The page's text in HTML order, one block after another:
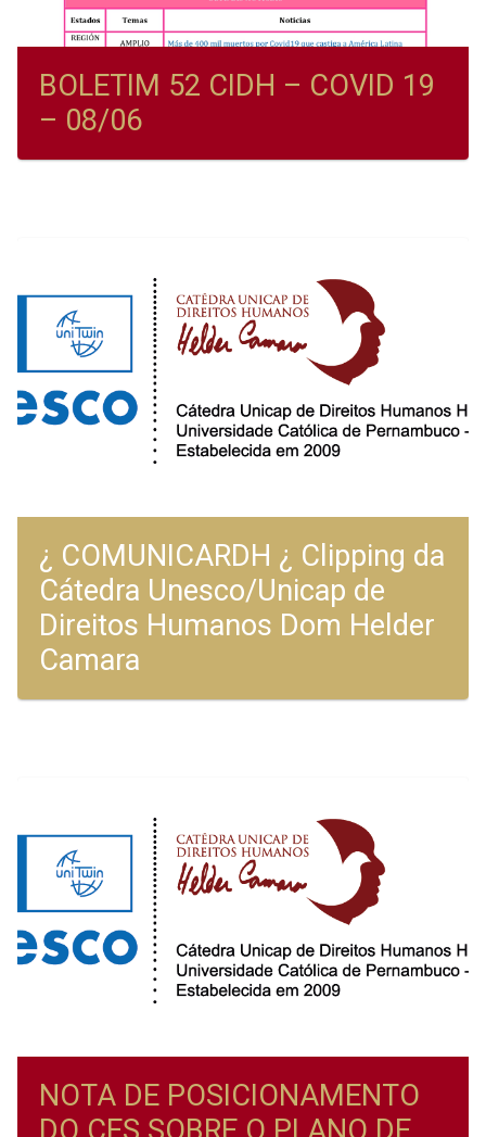
BOLETIM 52 CIDH – COVID 19
– 08/06
¿ COMUNICARDH ¿ Clipping da
Cátedra Unesco/Unicap de
Direitos Humanos Dom Helder
Camara
NOTA DE POSICIONAMENTO